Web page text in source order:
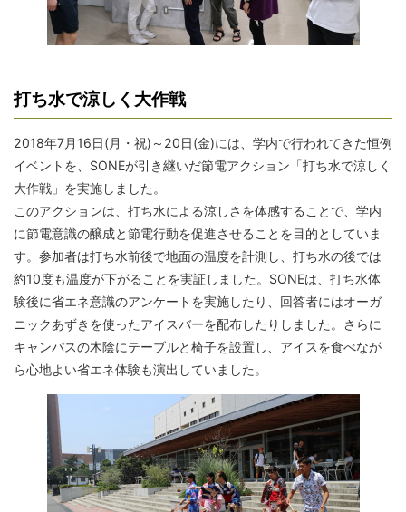
打ち水で涼しく大作戦
2018年7月16日(月・祝)～20日(金)には、学内で行われてきた恒例
イベントを、SONEが引き継いだ節電アクション「打ち水で涼しく
大作戦」を実施しました。
このアクションは、打ち水による涼しさを体感することで、学内
に節電意識の醸成と節電行動を促進させることを目的としていま
す。参加者は打ち水前後で地面の温度を計測し、打ち水の後では
約10度も温度が下がることを実証しました。SONEは、打ち水体
験後に省エネ意識のアンケートを実施したり、回答者にはオーガ
ニックあずきを使ったアイスバーを配布したりしました。さらに
キャンパスの木陰にテーブルと椅子を設置し、アイスを食べなが
ら心地よい省エネ体験も演出していました。